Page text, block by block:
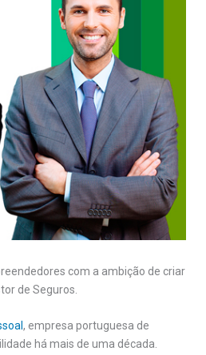
com a ambição de criar
de Seguros.
, empresa portuguesa de
há mais de uma década.